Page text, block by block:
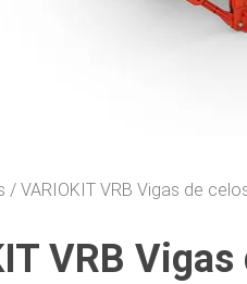
VARIOKIT VRB Vigas de
VRB